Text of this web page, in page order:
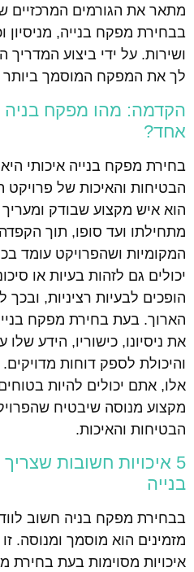
מתאר את הגורמים המרכזיים
בבחירת מפקח בנייה, מניסיון
ושירות. על ידי ביצוע המדריך
לך את המפקח המוסמך ביותר
הקדמה: מהו מפקח בניה
אחד?
בחירת מפקח בנייה איכותי
הבטיחות והאיכות של פרויקט
הוא איש מקצוע שבודק ומעריך
מתחילתו ועד סופו, תוך
המקומיות ושהפרויקט עומד
יכולים גם לזהות בעיות או
הופכים לבעיות רציניות, ובכך
הארוך. בעת בחירת מפקח
את ניסיונו, כישוריו, הידע
והיכולת לספק דוחות
אלו, אתם יכולים להיות
מקצוע מנוסה שיבטיח
הבטיחות והאיכות.
5 איכויות חשובות
בנייה
בבחירת מפקח בניה חשוב
מזמינים הוא מוסמך ומנוסה.
איכויות מסוימות בעת בחירת